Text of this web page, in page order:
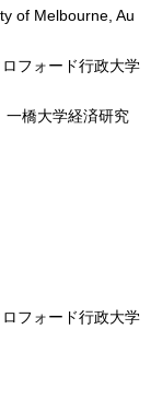
of Melbourne, Au
フォード行政大学
一橋大学経済研究
フォード行政大学